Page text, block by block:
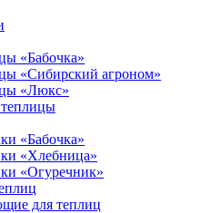
«Бабочка»
«Сибирский агроном»
«Люкс»
«Бабочка»
«Хлебница»
«Огуречник»
для теплиц